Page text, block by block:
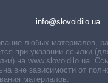
info@slovoidilo.ua
любых материалов,
при указании ссылки
на www.slovoidilo.ua.
вне зависимости от
материалов.